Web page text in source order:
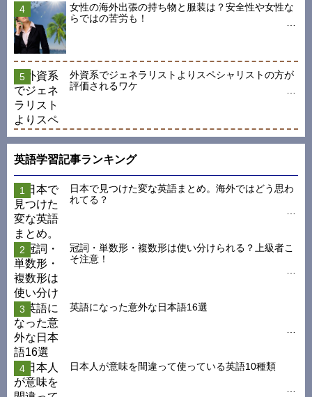
女性の海外出張の持ち物と服装は？安全性や女性な
らではの苦労も！
外資系でジェネラリストよりスペシャリストの方が
評価されるワケ
英語学習記事ランキング
日本で見つけた変な英語まとめ。海外ではどう思わ
れてる？
冠詞・単数形・複数形は使い分けられる？上級者こ
そ注意！
英語になった意外な日本語16選
日本人が意味を間違って使っている英語10種類